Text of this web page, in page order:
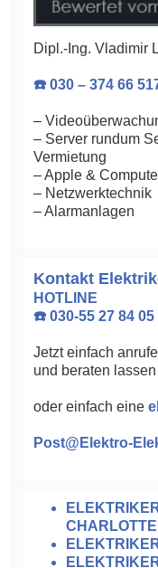
Dipl.-Ing. Vladimir
☎️ 030 – 374 66
–
– Server rundum
Vermietung
– Apple &
– Netzwerktechnik
– Alarmanlagen
Kontakt
HOTLINE
☎️ 030-55 27 84 05
Jetzt einfach
und beraten lassen
oder einfach eine
Post@Elektro-